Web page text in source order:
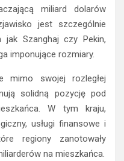
miliard dolarów
jest szczególnie
jak Szanghaj czy Pekin,
imponujące rozmiary.
mimo swojej rozległej
solidną pozycję pod
W tym kraju,
usługi finansowe i
regiony zanotowały
na mieszkańca.